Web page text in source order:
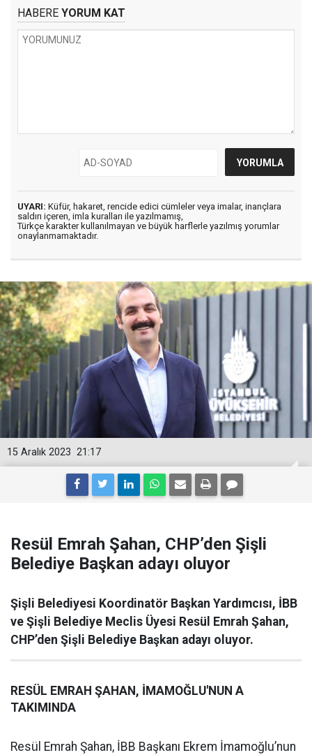
HABERE YORUM KAT
UYARI: Küfür, hakaret, rencide edici cümleler veya imalar, inançlara
saldırı içeren, imla kuralları ile yazılmamış,
Türkçe karakter kullanılmayan ve büyük harflerle yazılmış yorumlar
onaylanmamaktadır.
21:17
15 Aralık 2023
Resül Emrah Şahan, CHP’den Şişli
Belediye Başkan adayı oluyor
Şişli Belediyesi Koordinatör Başkan Yardımcısı, İBB
ve Şişli Belediye Meclis Üyesi Resül Emrah Şahan,
CHP’den Şişli Belediye Başkan adayı oluyor.
RESÜL EMRAH ŞAHAN, İMAMOĞLU'NUN A
TAKIMINDA
Resül Emrah Şahan, İBB Başkanı Ekrem İmamoğlu’nun